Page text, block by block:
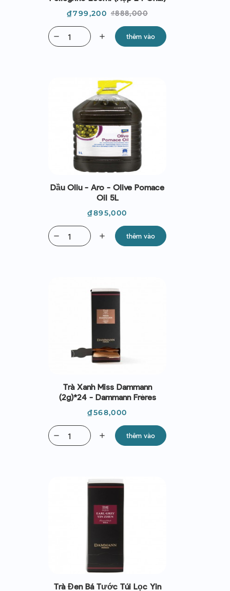
Giá
₫799,200 Giá
thường
₫888,000
add
remove thêm vào
Dầu Oliu - Aro - Olive Pomace
Oil 5L
Giá
₫895,000
add
remove thêm vào
Trà Xanh Miss Dammann
(2g)*24 - Dammann Frères
Giá
₫568,000
add
remove thêm vào
Trà Đen Bá Tước Túi Lọc Yin